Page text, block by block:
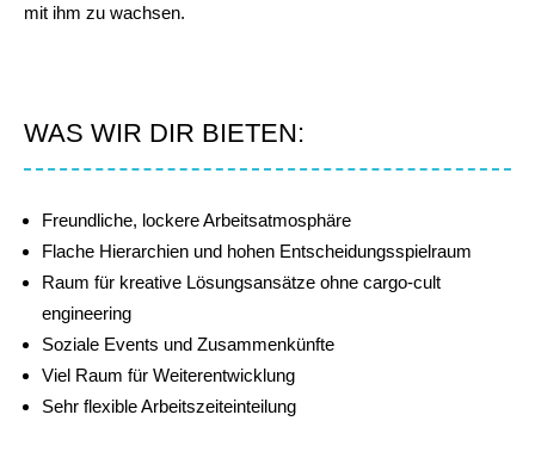
mit ihm zu wachsen.
WAS WIR DIR BIETEN:
Freundliche, lockere Arbeitsatmosphäre
Flache Hierarchien und hohen Entscheidungsspielraum
Raum für kreative Lösungsansätze ohne cargo-cult
engineering
Soziale Events und Zusammenkünfte
Viel Raum für Weiterentwicklung
Sehr flexible Arbeitszeiteinteilung